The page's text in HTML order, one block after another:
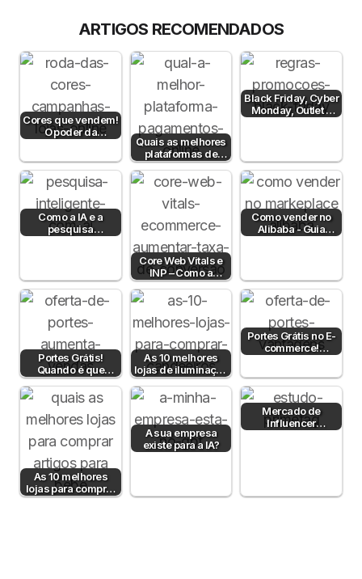
ARTIGOS RECOMENDADOS
Cores que vendem!
O poder da
psicologia da cor
Quais as melhores
plataformas de
pagamento em
Portugal em 2026?
Black Friday, Cyber
Monday, Outlet e
Dia sem IVA! Posso
Como a IA e a
pesquisa
semântica podem
Core Web Vitals e
INP – Como a
Velocidade e
Interatividade do…
Como vender no
Alibaba - Guia
Completo para
Portes Grátis!
Quando é que
fazem sentido?
As 10 melhores
lojas de iluminação
em Portugal
Portes Grátis no E-
commerce!
Vantagens e
As 10 melhores
lojas para comprar
artigos para bebé
A sua empresa
existe para a IA?
Mercado de
Influencer
Marketing cresce